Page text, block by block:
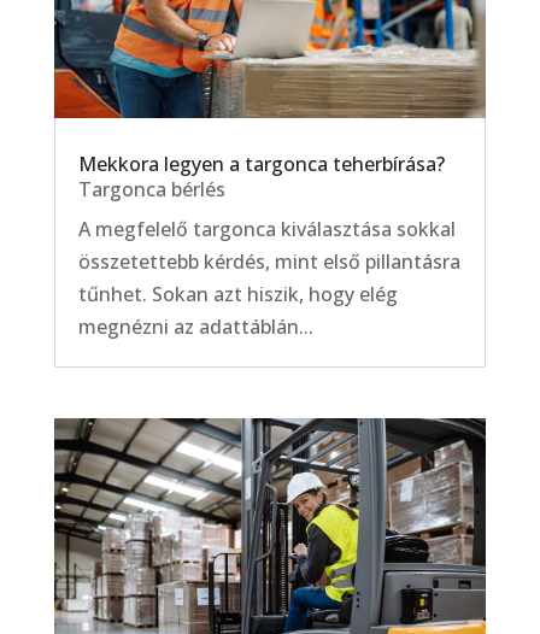
Mekkora legyen a targonca teherbírása?
Targonca bérlés
A megfelelő targonca kiválasztása sokkal
összetettebb kérdés, mint első pillantásra
tűnhet. Sokan azt hiszik, hogy elég
megnézni az adattáblán...